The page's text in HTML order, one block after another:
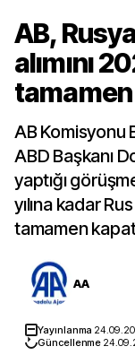
AB,
alımını
AB Komisyonu
ABD Başkanı
yaptığı
yılına kadar
tamamen
AA
Yayınlanma
Güncellenme